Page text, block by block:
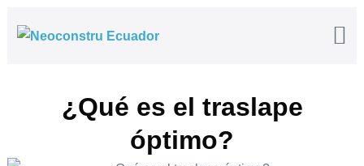
¿Qué es el traslape
óptimo?